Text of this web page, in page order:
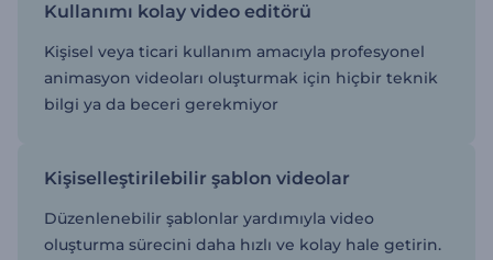
Kullanımı kolay video editörü
Kişisel veya ticari kullanım amacıyla profesyonel
animasyon videoları oluşturmak için hiçbir teknik
bilgi ya da beceri gerekmiyor
Kişiselleştirilebilir şablon videolar
Düzenlenebilir şablonlar yardımıyla video
oluşturma sürecini daha hızlı ve kolay hale getirin.